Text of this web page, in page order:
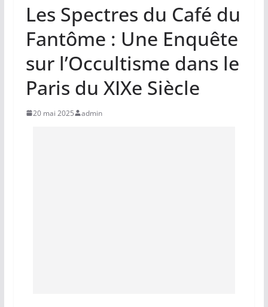
Les Spectres du Café du
Fantôme : Une Enquête
sur l’Occultisme dans le
Paris du XIXe Siècle
20 mai 2025 admin